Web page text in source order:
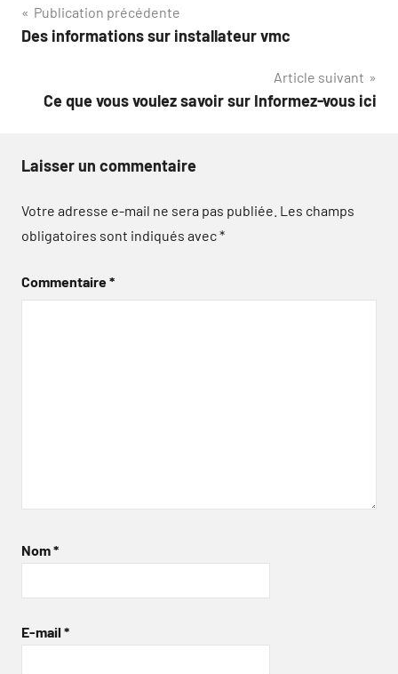
Navigation
de
Publication précédente
Des informations sur installateur vmc
Article suivant
Ce que vous voulez savoir sur Informez-vous ici
Laisser un commentaire
Votre adresse e-mail ne sera pas publiée. Les champs
obligatoires sont indiqués avec*
Commentaire*
Nom*
E-mail *